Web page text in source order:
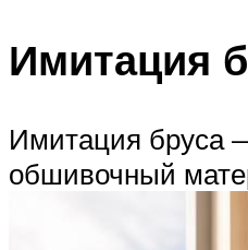
Имитация
Имитация бруса
обшивочный